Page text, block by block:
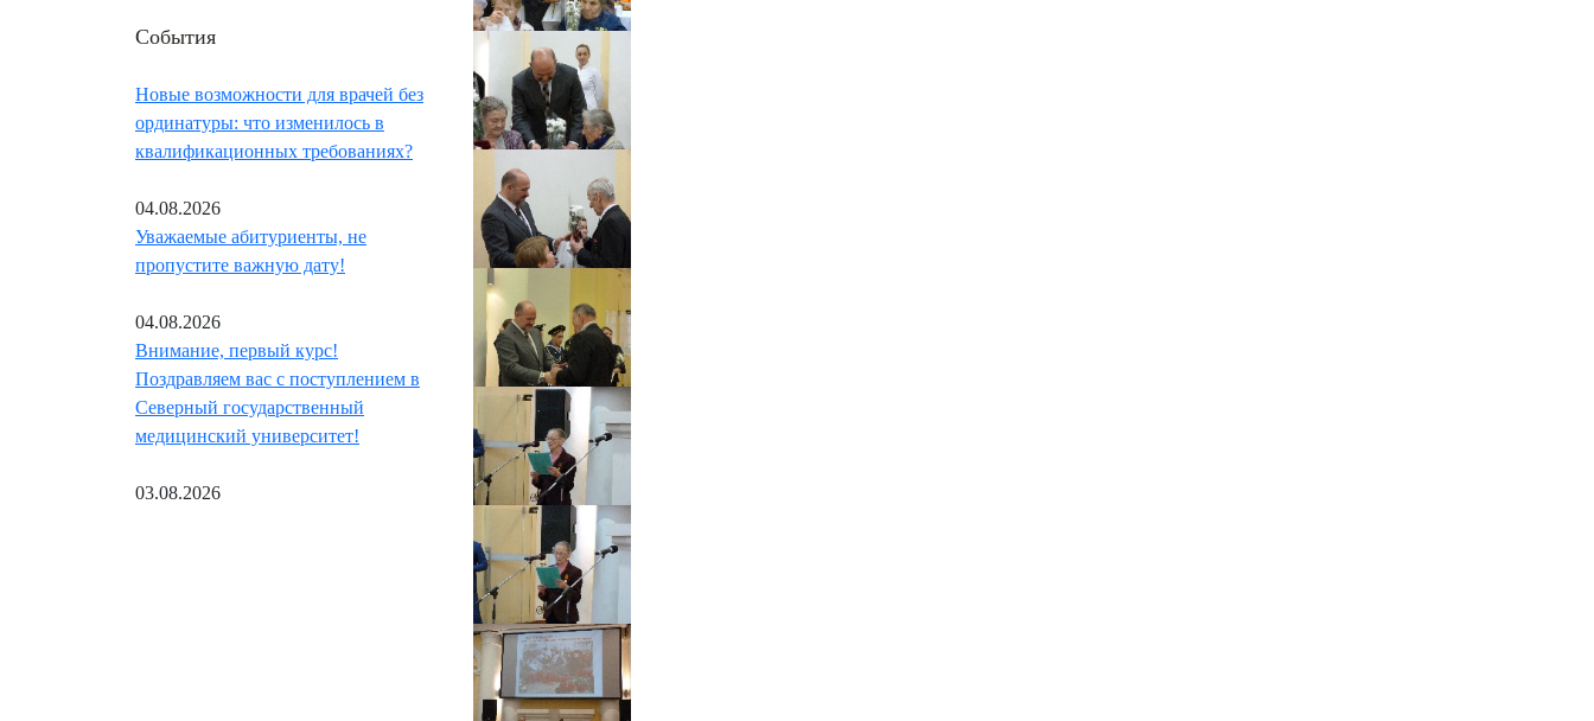
События
Новые возможности для врачей без
ординатуры: что изменилось в
квалификационных требованиях?
04.08.2026
Уважаемые абитуриенты, не
пропустите важную дату!
04.08.2026
Внимание, первый курс!
Поздравляем вас с поступлением в
Северный государственный
медицинский университет!
03.08.2026